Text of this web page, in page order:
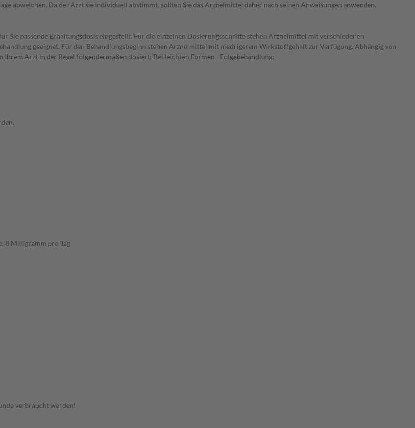
abweichen. Da der Arzt sie individuell abstimmt, sollten Sie das Arzneimittel daher nach seinen Anweisungen anwenden.
Sie passende Erhaltungsdosis eingestellt. Für die einzelnen Dosierungsschritte stehen Arzneimittel mit verschiedenen
geeignet. Für den Behandlungsbeginn stehen Arzneimittel mit niedrigerem Wirkstoffgehalt zur Verfügung. Abhängig von
Arzt in der Regel folgendermaßen dosiert: Bei leichten Formen - Folgebehandlung:
8 Milligramm pro Tag
verbraucht werden!